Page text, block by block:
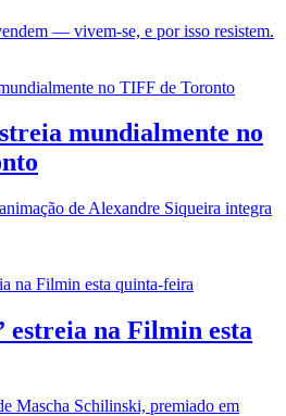
— vivem-se, e por isso resistem.
mundialmente no
de Alexandre Siqueira integra
estreia na Filmin esta
Mascha Schilinski, premiado em